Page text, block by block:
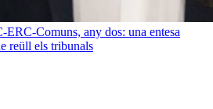
ERC-Comuns, any dos: una entesa
reüll els tribunals